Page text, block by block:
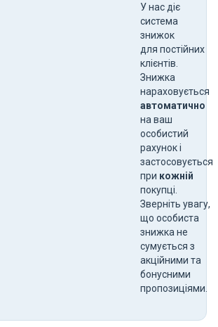
У нас діє
система
знижок
для постійних
клієнтів.
Знижка
нараховується
автоматично
на ваш
особистий
рахунок і
застосовується
при кожній
покупці.
Зверніть увагу,
що особиста
знижка не
сумується з
акційними та
бонусними
пропозиціями.